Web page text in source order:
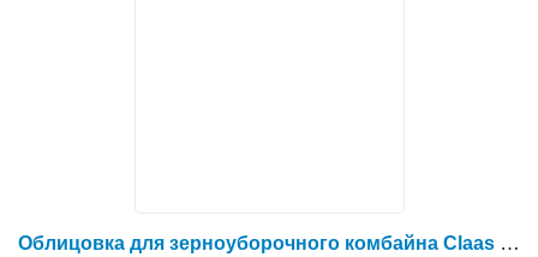
Облицовка для зерноуборочного комбайна Claas Dominator